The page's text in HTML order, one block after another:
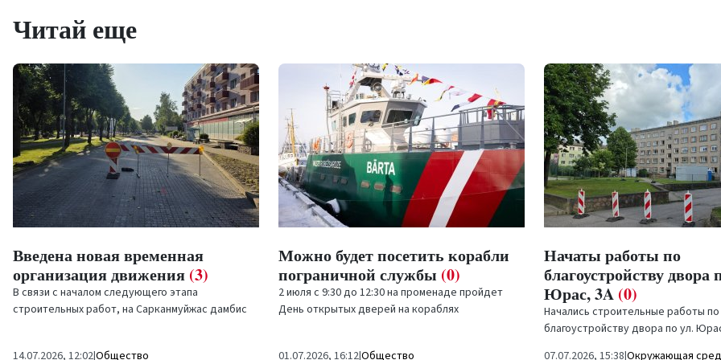
Читай еще
Можно будет посетить корабли
пограничной службы(0)
2 июля с 9:30 до 12:30 на променаде пройдет
День открытых дверей на кораблях
01.07.2026, 16:12|Общество
Начаты работы по
благоустройству двора по ул.
Юрас, 3A(0)
Начались строительные работы по
07.07.2026, 15:38|Окружающая среда
Мошенники рассылают
фальшивые письма от
Omniva(0)
Мошенники от имени компании
отправлений "Omniva" рассылают
09.07.2026, 11:48|ЧП